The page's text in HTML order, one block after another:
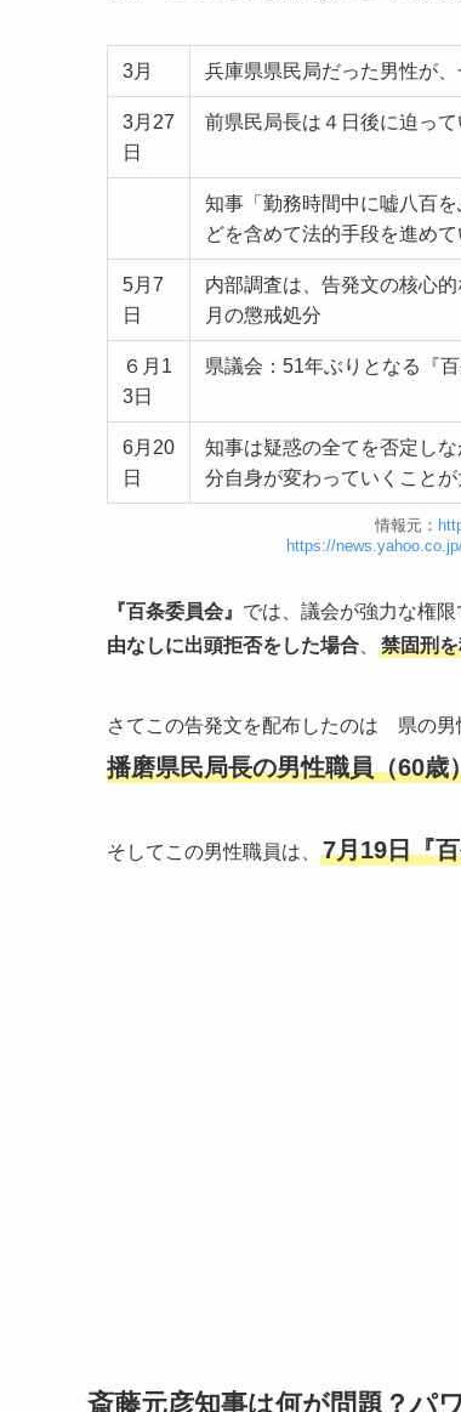
3月 兵庫県県民局だった男性が
3月27
日
前県民局長は４日後に迫っ
知事「勤務時間中に嘘八百
どを含めて法的手段を進めて
5月7
日
内部調査は、告発文の核心
月の懲戒処分
６月1
3日
県議会：51年ぶりとなる『
6月20
日
知事は疑惑の全てを否定し
分自身が変わっていくことが
情報元：
https://
『百条委員会』 では、議会が強力な権
由なしに出頭拒否をした場合、 禁固刑
さてこの告発文を配布したのは 県の
播磨県民局長の男性職員（60歳
そしてこの男性職員は、 7月19日『
斎藤元彦知事は何が問題？パ